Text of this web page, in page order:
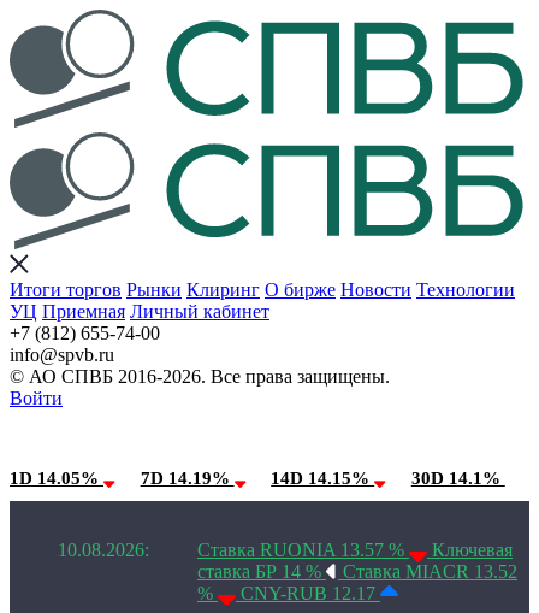
Итоги торгов Рынки Клиринг О бирже Новости Технологии
УЦ Приемная Личный кабинет
+7 (812) 655-74-00
info@spvb.ru
© АО СПВБ 2016-2026. Все права защищены.
Войти
1D 14.05% 7D 14.19% 14D 14.15% 30D 14.1%
10.08.2026: Ставка RUONIA 13.57 %
Ключевая
ставка БР 14 %
Ставка MIACR 13.52
%
CNY-RUB 12.17